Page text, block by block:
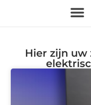
Hier zijn uw